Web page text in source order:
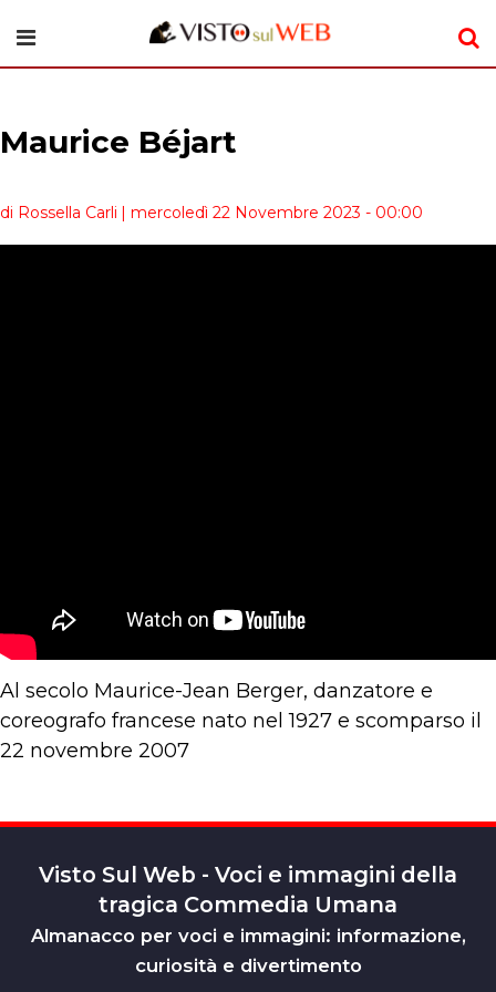
Maurice Béjart
di Rossella Carli | mercoledì 22 Novembre 2023 - 00:00
Al secolo Maurice-Jean Berger, danzatore e
coreografo francese nato nel 1927 e scomparso il
22 novembre 2007
Visto Sul Web - Voci e immagini della
tragica Commedia Umana
Almanacco per voci e immagini: informazione,
curiosità e divertimento